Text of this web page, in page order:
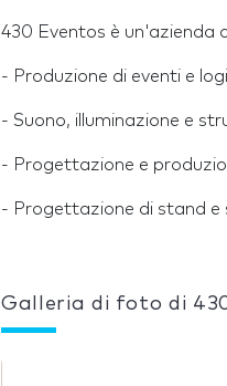
430 Eventos è un'azienda
- Produzione di eventi e
- Suono, illuminazione e
- Progettazione e
- Progettazione di stand e
Galleria di foto di